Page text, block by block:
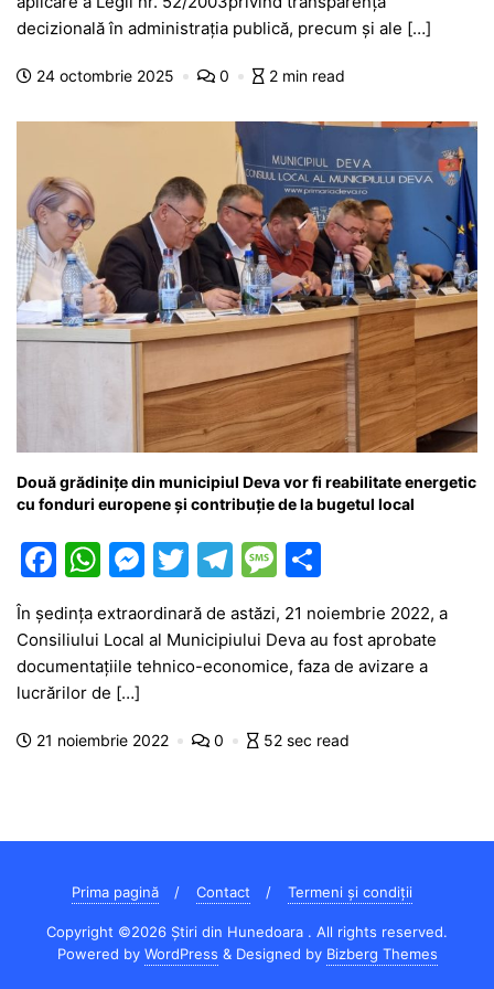
b
o
A
p
e
n
a
m
a
g
a
z
decizională în administraţia publică, precum și ale […]
24 octombrie 2025 0 2 min read
Două grădinițe din municipiul Deva vor fi reabilitate energetic
cu fonduri europene și contribuție de la bugetul local
F
a
c
e
b
o
W
at
s
A
p
M
e
s
s
n
T
itt
er
T
e
gr
m
M
s
s
g
ar
ta
je
z
În ședința extraordinară de astăzi, 21 noiembrie 2022, a
Consiliului Local al Municipiului Deva au fost aprobate
documentațiile tehnico-economice, faza de avizare a
lucrărilor de […]
21 noiembrie 2022 0 52 sec read
Prima pagină Contact Termeni și condiții
Copyright ©2026 Știri din Hunedoara . All rights reserved.
Powered by WordPress & Designed by Bizberg Themes